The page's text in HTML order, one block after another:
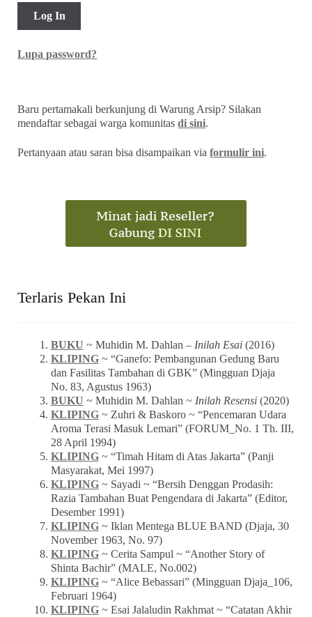
Lupa password?
Baru pertamakali berkunjung di Warung Arsip? Silakan
mendaftar sebagai warga komunitasdi sini.
Pertanyaan atau saran bisa disampaikan viaformulir ini.
Terlaris Pekan Ini
BUKU ~ Muhidin M. Dahlan – Inilah Esai(2016)
KLIPING~ “Ganefo: Pembangunan Gedung Baru
dan Fasilitas Tambahan di GBK” (Mingguan Djaja
No. 83, Agustus 1963)
BUKU ~ Muhidin M. Dahlan ~ Inilah Resensi(2020)
KLIPING~ Zuhri & Baskoro ~ “Pencemaran Udara
Aroma Terasi Masuk Lemari” (FORUM_No. 1 Th. III,
28 April 1994)
KLIPING~ “Timah Hitam di Atas Jakarta” (Panji
Masyarakat, Mei 1997)
KLIPING~ Sayadi ~ “Bersih Denggan Prodasih:
Razia Tambahan Buat Pengendara di Jakarta” (Editor,
Desember 1991)
KLIPING~ Iklan Mentega BLUE BAND (Djaja, 30
November 1963, No. 97)
KLIPING~ Cerita Sampul ~ “Another Story of
Shinta Bachir” (MALE, No.002)
KLIPING~ “Alice Bebassari” (Mingguan Djaja_106,
Februari 1964)
KLIPING~ Esai Jalaludin Rakhmat ~ “Catatan Akhir